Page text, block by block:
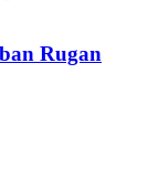
Rugan